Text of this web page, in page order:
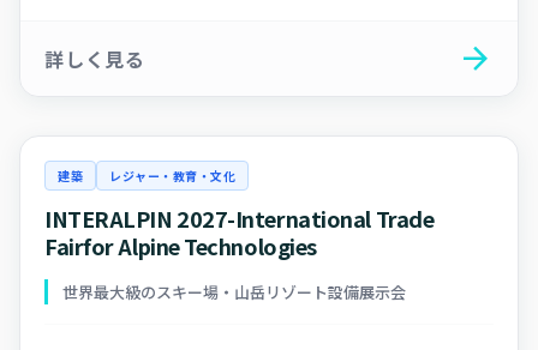
詳しく見る arrow_forward
建築 レジャー・教育・文化
INTERALPIN 2027-International Trade
Fairfor Alpine Technologies
世界最大級のスキー場・山岳リゾート設備展示会